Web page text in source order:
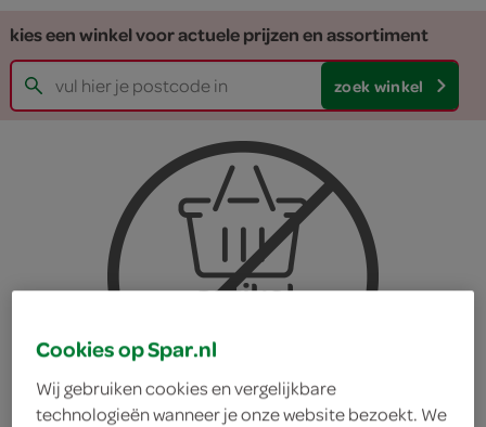
kies een winkel voor actuele prijzen en assortiment
zoek winkel
Cookies op Spar.nl
Wij gebruiken cookies en vergelijkbare
technologieën wanneer je onze website bezoekt. We